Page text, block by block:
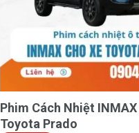
Phim Cách Nhiệt
Toyota Prado